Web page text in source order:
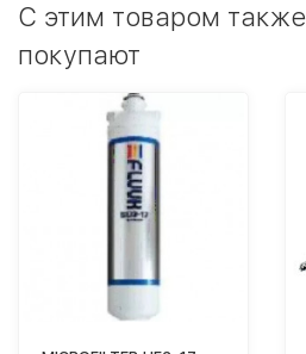
C этим товаром также
покупают